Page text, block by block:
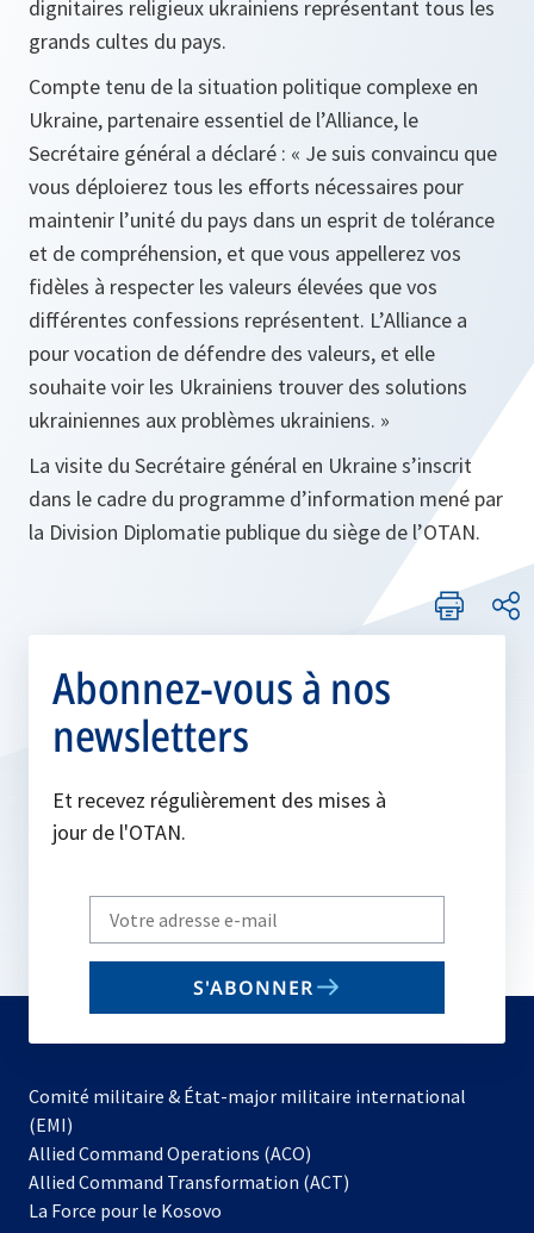
dignitaires religieux ukrainiens représentant tous les
grands cultes du pays.
Compte tenu de la situation politique complexe en
Ukraine, partenaire essentiel de l’Alliance, le
Secrétaire général a déclaré : « Je suis convaincu que
vous déploierez tous les efforts nécessaires pour
maintenir l’unité du pays dans un esprit de tolérance
et de compréhension, et que vous appellerez vos
fidèles à respecter les valeurs élevées que vos
différentes confessions représentent. L’Alliance a
pour vocation de défendre des valeurs, et elle
souhaite voir les Ukrainiens trouver des solutions
ukrainiennes aux problèmes ukrainiens. »
La visite du Secrétaire général en Ukraine s’inscrit
dans le cadre du programme d’information mené par
la Division Diplomatie publique du siège de l’OTAN.
Abonnez-vous à nos
newsletters
Et recevez régulièrement des mises à
jour de l'OTAN.
Write
your
email
S'ABONNER
Comité militaire & État-major militaire international
(EMI)
Allied Command Operations (ACO)
dans
Allied Command Transformation (ACT)
La Force pour le Kosovo